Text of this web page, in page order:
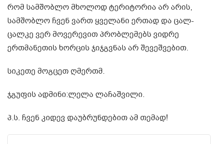
რომ სამშობლო მხოლოდ ტერიტორია არ არის,
სამშობლო ჩვენ ვართ ყველანი ერთად და ცალ-
ცალკე ვერ მოვერევით პრობლემებს ვიდრე
ერთმანეთის ხორცის ჯიჯგვნას არ შევეშვებით.
სიკეთე მოგცეთ ღმერთმ.
ჯგუფის ადმინი:ლელა ლაჩაშვილი.
პ.ს. ჩვენ კიდევ დაუბრუნდებით ამ თემად!